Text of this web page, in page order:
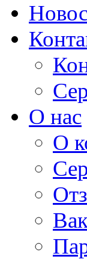
О нас
О